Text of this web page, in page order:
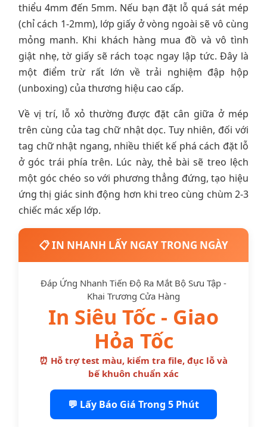
thiểu 4mm đến 5mm. Nếu bạn đặt lỗ quá sát mép
(chỉ cách 1-2mm), lớp giấy ở vòng ngoài sẽ vô cùng
mỏng manh. Khi khách hàng mua đồ và vô tình
giật nhẹ, tờ giấy sẽ rách toạc ngay lập tức. Đây là
một điểm trừ rất lớn về trải nghiệm đập hộp
(unboxing) của thương hiệu cao cấp.
Về vị trí, lỗ xỏ thường được đặt cân giữa ở mép
trên cùng của tag chữ nhật dọc. Tuy nhiên, đối với
tag chữ nhật ngang, nhiều thiết kế phá cách đặt lỗ
ở góc trái phía trên. Lúc này, thẻ bài sẽ treo lệch
một góc chéo so với phương thẳng đứng, tạo hiệu
ứng thị giác sinh động hơn khi treo cùng chùm 2-3
chiếc mác xếp lớp.
📋 IN NHANH LẤY NGAY TRONG NGÀY
Đáp Ứng Nhanh Tiến Độ Ra Mắt Bộ Sưu Tập -
Khai Trương Cửa Hàng
In Siêu Tốc - Giao
Hỏa Tốc
⏰ Hỗ trợ test màu, kiểm tra file, đục lỗ và
bế khuôn chuẩn xác
💬 Lấy Báo Giá Trong 5 Phút